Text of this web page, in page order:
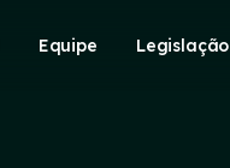
Equipe Legislação